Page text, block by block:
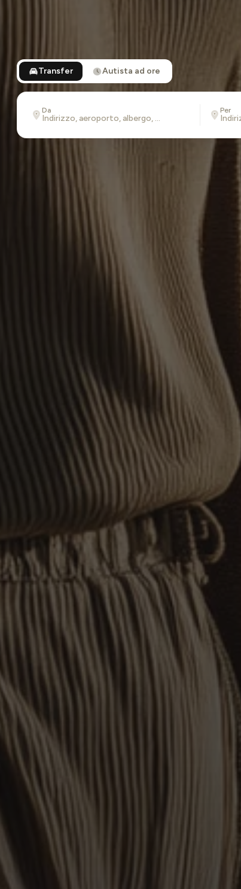
Transfer Autista ad ore
Da Per